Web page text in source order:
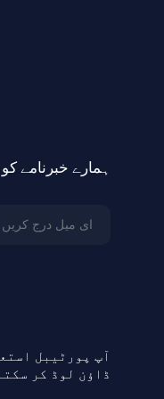
ہمارے خبرنامے
آپ پورٹیبل
ڈاؤن لوڈ کر